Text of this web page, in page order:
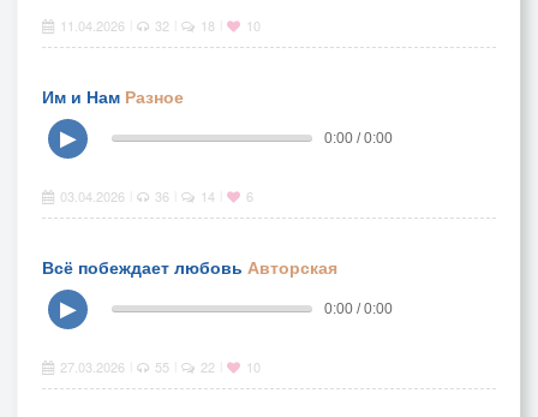
11.04.2026 32 18 10
Им и Нам Разное
▶
0:00 / 0:00
03.04.2026 36 14 6
Всё побеждает любовь Авторская
▶
0:00 / 0:00
27.03.2026 55 22 10